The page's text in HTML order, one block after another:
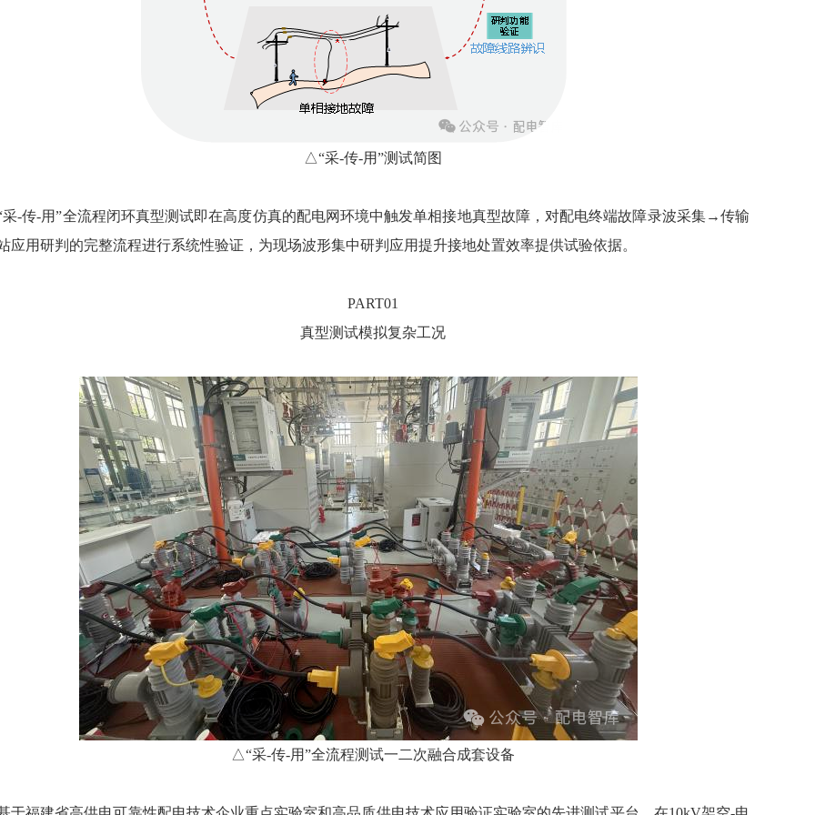
△“采-传-用”测试简图
采-传-用”全流程闭环真型测试即在高度仿真的配电网环境中触发单相接地真型故障，对配电终端故障录波采集→传输
应用研判的完整流程进行系统性验证，为现场波形集中研判应用提升接地处置效率提供试验依据。
PART01
真型测试模拟复杂工况
△“采-传-用”全流程测试一二次融合成套设备